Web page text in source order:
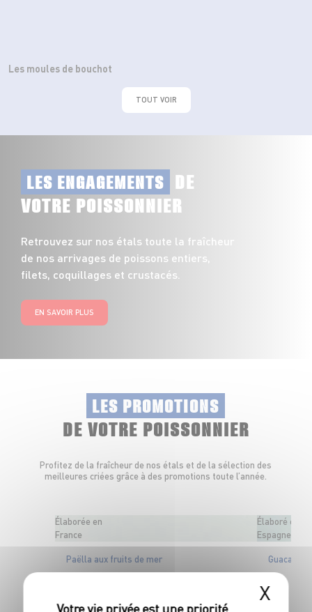
Les moules de bouchot
TOUT VOIR
LES ENGAGEMENTS DE
VOTRE POISSONNIER
Retrouvez sur nos étals toute la fraîcheur
de nos arrivages de poissons entiers,
filets, coquillages et crustacés.
EN SAVOIR PLUS
LES PROMOTIONS
DE VOTRE POISSONNIER
Profitez de la fraîcheur de nos étals et de la sélection des
meilleures criées grâce à des promotions toute l’année.
Élaborée en
France
Paëlla aux fruits de mer
Élaboré en
Espagne
Guacamole
X